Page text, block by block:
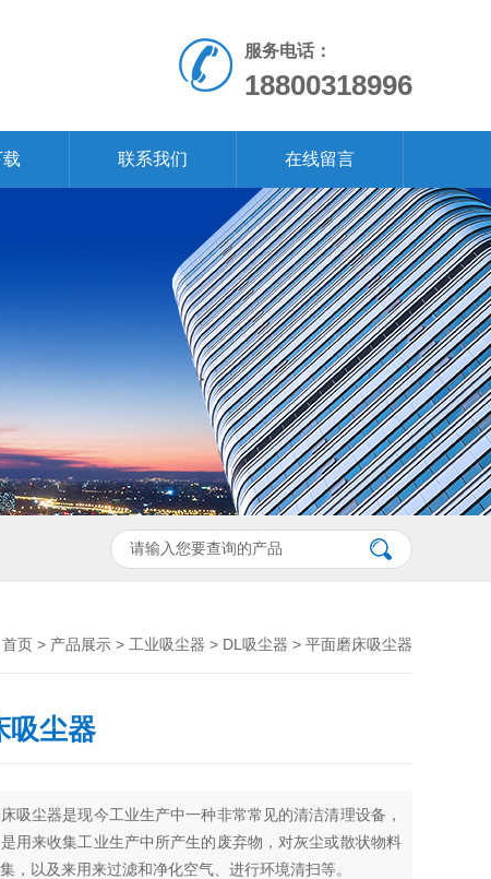
服务电话：
18800318996
联系我们 在线留言
首页 > 产品展示 > 工业吸尘器 > DL吸尘器 > 平面磨床吸尘器
吸尘器
吸尘器是现今工业生产中一种非常常见的清洁清理设备，
用来收集工业生产中所产生的废弃物，对灰尘或散状物料
，以及来用来过滤和净化空气、进行环境清扫等。